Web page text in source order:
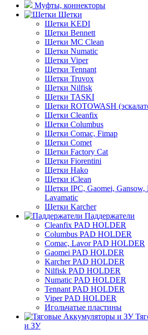
Муфты, коннекторы
Щетки
Щетки KEDI
Щетки Bennett
Щетки MC Clean
Щетки Numatic
Щетки Viper
Щетки Tennant
Щетки Truvox
Щетки Nilfisk
Щетки TASKI
Щетки ROTOWASH
Щетки Cleanfix
Щетки Columbus
Щетки Comac, Fimap
Щетки Comet
Щетки Factory Cat
Щетки Fiorentini
Щетки Hako
Щетки iClean
Щетки IPC, Gaomei, Gansow,
Lavamatic
Щетки Karcher
Паддержатели
Cleanfix PAD HOLDER
Columbus PAD HOLDER
Comac, Lavor PAD HOLDER
Gaomei PAD HOLDER
Karcher PAD HOLDER
Nilfisk PAD HOLDER
Numatic PAD HOLDER
Tennant PAD HOLDER
Viper PAD HOLDER
Игольчатые пластины
и ЗУ